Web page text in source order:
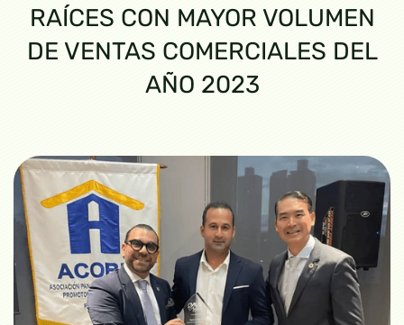
RAÍCES CON MAYOR VOLUMEN
DE VENTAS COMERCIALES DEL
AÑO 2023